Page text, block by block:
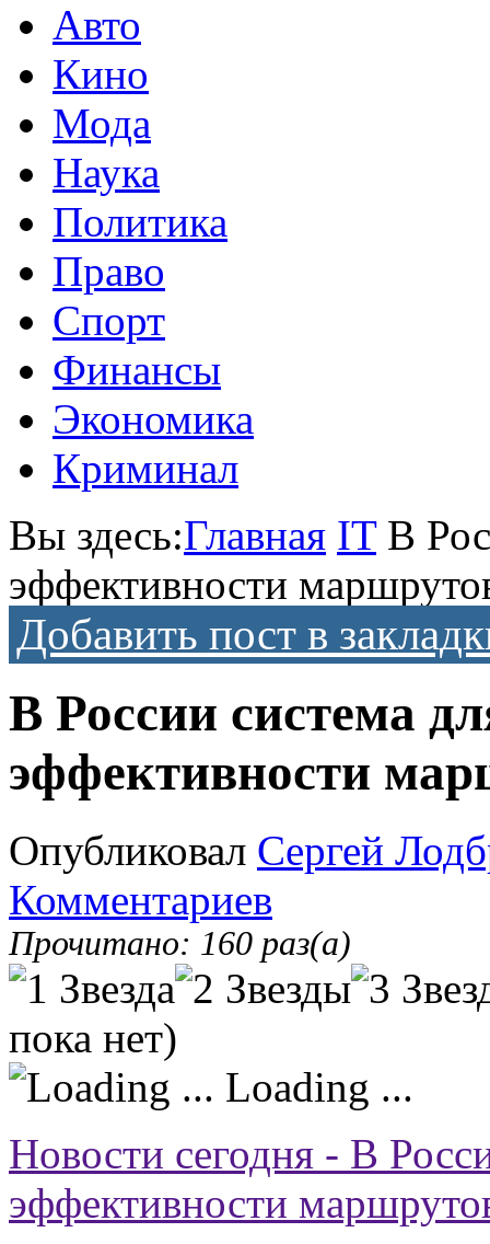
Авто
Кино
Мода
Наука
Политика
Право
Спорт
Финансы
Экономика
Криминал
Вы здесь:Главная IT В
эффективности
Добавить пост в
В России система
эффективности
Опубликовал Сергей
Комментариев
Прочитано: 160 раз(а)
пока нет)
Loading ...
Новости сегодня - В
эффективности